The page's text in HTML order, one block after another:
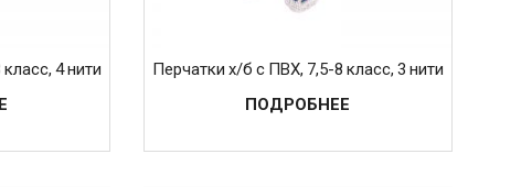
4 нити
Перчатки х/б с ПВХ, 7,5-8 класс, 3 нити
ПОДРОБНЕЕ